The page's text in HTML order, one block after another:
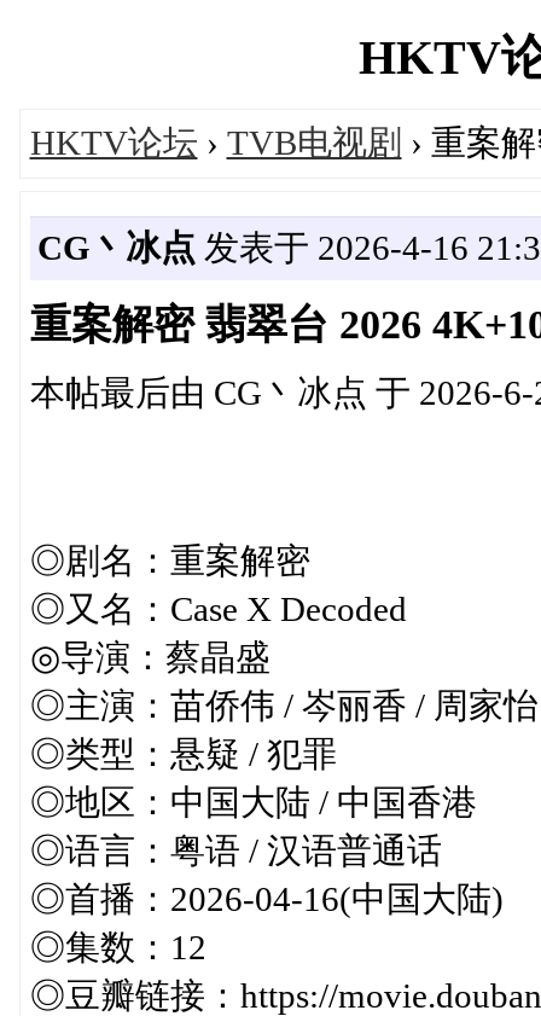
HKTV
HKTV论坛 › TVB电视剧 › 重案
CG丶冰点 发表于 2026-4-16
重案解密 翡翠台 2026
本帖最后由 CG丶冰点 于 2026-
◎剧名：重案解密
◎又名：Case X Decoded
◎导演：蔡晶盛
◎主演：苗侨伟 / 岑丽香 / 周家怡
◎类型：悬疑 / 犯罪
◎地区：中国大陆 / 中国香港
◎语言：粤语 / 汉语普通话
◎首播：2026-04-16(中国大陆)
◎集数：12
◎豆瓣链接：https://